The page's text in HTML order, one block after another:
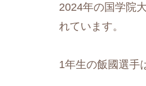
2024年の国学院
れています。
1年生の飯國選手